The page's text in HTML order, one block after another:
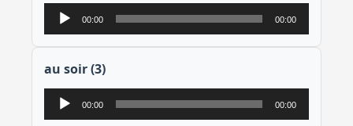
Lecteur
audio
00:00 00:00
au soir (3)
Lecteur
audio
00:00 00:00